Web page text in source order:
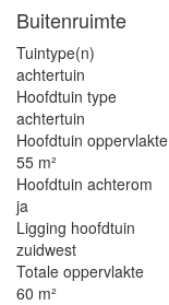
Buitenruimte
Tuintype(n)
achtertuin
Hoofdtuin type
achtertuin
Hoofdtuin oppervlakte
55 m²
Hoofdtuin achterom
ja
Ligging hoofdtuin
zuidwest
Totale oppervlakte
60 m²